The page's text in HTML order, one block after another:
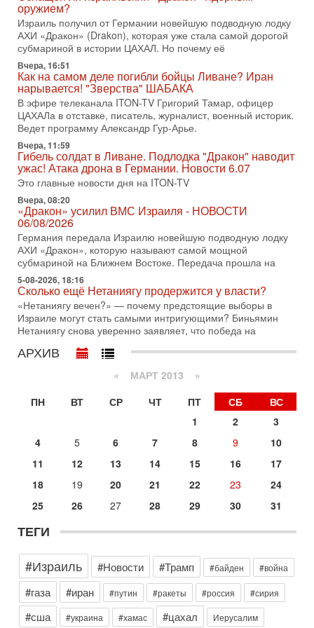
вспомнить взлет партии «Исраэль ба-алия», когда
31-07-2026, 17:00
Тайны закрытых дверей: о чём на самом деле
молчат Трамп и Нетаньяху?
Недавний визит премьер-министра Израиля Биньямина
Нетаньяху в США и его встреча с Дональдом Трампом
оставили больше вопросов, чем ответов. Полная
31-07-2026, 15:18
Иран готовит покушение на Нетаниягу! Трамп не
хочет эскалации, но КСИР готовит взрыв!
В эфире телеканала ITON-TV СЕРГЕЙ МИГДАЛЬ, эксперт
по вопросам безопасности, офицер запаса
Международного управления полиции Израиля, автор
31-07-2026, 09:02
Битва за разоружение ХАМАСа - НОВОСТИ
31/07/2026
Сегодня президент США Дональд Трамп заявил о
достижении исторического соглашения о полном
разоружении ХАМАСа и других вооруженных группировок в
Иран доведет Трампа до крайних мер? Разбор и
оценка от военного обозревателя Давида Шарпа
Ситуация вокруг противостояния Ирана и США накаляется
с каждым днем. Почему Трамп в самый последний момент
отменил решение о нанесении тяжелых ударов
30-07-2026, 16:54
Покупатель авиакомпании «Аркия» намерен
запретить полеты по субботам!
Вокруг возможной продажи авиакомпании «Аркия»
разгорается громкий конфликт.
Трамп готовит удар по Ирану - НОВОСТИ 30/07/2026
возможность масштабной военной операции против Ирана
после ракетной атаки на американскую базу в
Трамп взбешен атакой на базы! Иран играет с огнем.
В эфире телеканала ITON-TV политолог Цви Маген,
АМАН, глава спецслужбы "Натив", ‎Чрезвычайный и
Вчера, 17:49
Оснащен ли израильский «Дракон» ядерным
оружием?
Израиль получил от Германии новейшую подводную лодку
оружием?
Израиль получил от Германии новейшую подводную лодку
АХИ «Дракон» (Drakon), которая уже стала самой дорогой
субмариной в истории ЦАХАЛ. Но почему её
Вчера, 16:51
Как на самом деле погибли бойцы Ливане? Иран
нарывается! "Зверства" ШАБАКА
В эфире телеканала ITON-TV Григорий Тамар, офицер
ЦАХАЛа в отставке, писатель, журналист, военный историк.
Ведет программу Александр Гур-Арье.
Вчера, 11:59
Гибель солдат в Ливане. Подлодка "Дракон" наводит
ужас! Атака дрона в Германии. Новости 6.07
Это главные новости дня на ITON-TV
Вчера, 08:20
«Дракон» усилил ВМС Израиля - НОВОСТИ
06/08/2026
Германия передала Израилю новейшую подводную лодку
АХИ «Дракон», которую называют самой мощной
субмариной на Ближнем Востоке. Передача прошла на
5-08-2026, 18:16
Сколько ещё Нетаниягу продержится у власти?
«Нетаниягу вечен?» — почему предстоящие выборы в
Израиле могут стать самыми интригующими? Биньямин
Нетаниягу снова уверенно заявляет, что победа на
АРХИВ
« МАРТ 2013 »
ПН
ВТ СР ЧТ ПТ СБ
ВС
1
2
3
4
5 6 7 8 9
10
11
12 13 14 15 16
17
18
19 20 21 22 23
24
25
26 27 28 29 30 31
ТЕГИ
#Израиль
#Новости #Трамп #байден #война
#газа #иран #путин #ракеты #россия #сирия
#сша #украина #хамас #цахал Иерусалим